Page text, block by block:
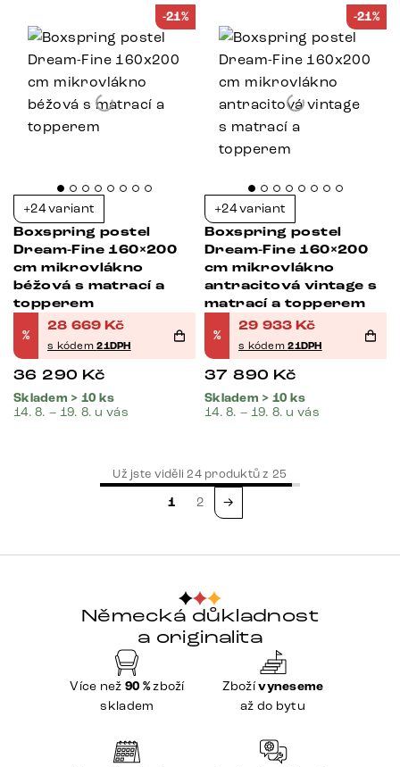
-21%
+24 variant
Boxspring postel
Dream-Fine 160×200
cm mikrovlákno
béžová s matrací a
topperem
%
28 669 Kč
s kódem21DPH
36 290 Kč
Skladem > 10 ks
14. 8. – 19. 8. u vás
-21%
+24 variant
Boxspring postel
Dream-Fine 160×200
cm mikrovlákno
antracitová vintage s
matrací a topperem
%
29 933 Kč
s kódem21DPH
37 890 Kč
Skladem > 10 ks
14. 8. – 19. 8. u vás
Už jste viděli24produktů z25
1 2 →
Německá důkladnost
a originalita
Více než 90 %zboží
skladem
Zbožívyneseme
až do bytu